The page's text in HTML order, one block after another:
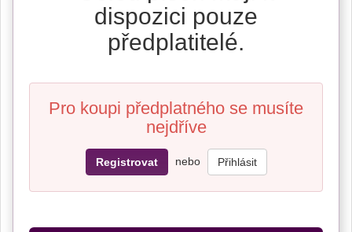
dispozici pouze
předplatitelé.
Pro koupi předplatného se musíte
nejdříve
Registrovat nebo Přihlásit